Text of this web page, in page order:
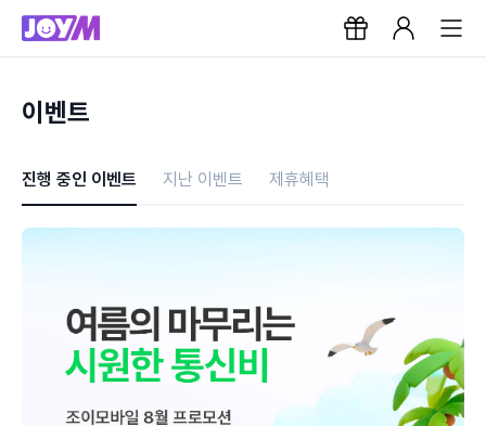
이벤트
진행 중인 이벤트 지난 이벤트 제휴혜택